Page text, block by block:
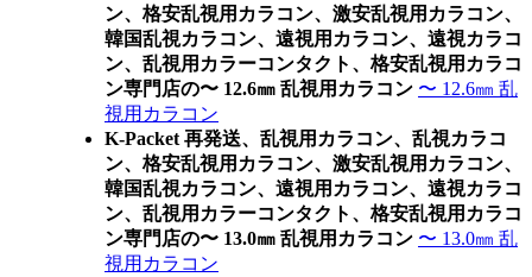
ン、格安乱視用カラコン、激安乱視用カラコン、
韓国乱視カラコン、遠視用カラコン、遠視カラコ
ン、乱視用カラーコンタクト、格安乱視用カラコ
ン専門店の〜 12.6㎜ 乱視用カラコン 〜 12.6㎜ 乱
視用カラコン
K-Packet 再発送、乱視用カラコン、乱視カラコ
ン、格安乱視用カラコン、激安乱視用カラコン、
韓国乱視カラコン、遠視用カラコン、遠視カラコ
ン、乱視用カラーコンタクト、格安乱視用カラコ
ン専門店の〜 13.0㎜ 乱視用カラコン 〜 13.0㎜ 乱
視用カラコン